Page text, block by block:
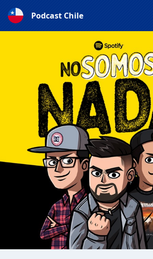
Podcast Chile